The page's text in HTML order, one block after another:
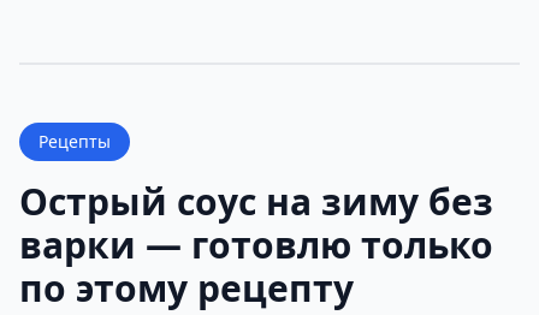
Рецепты
Острый соус на зиму без
варки — готовлю только
по этому рецепту